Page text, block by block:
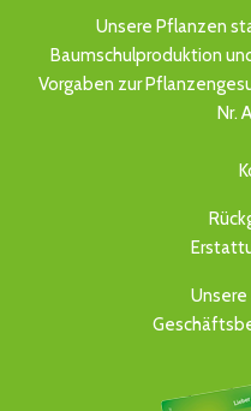
Unsere Pflanzen
Baumschulproduktion
Vorgaben zur
Nr.